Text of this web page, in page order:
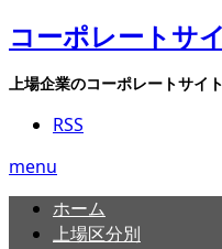
コーポレートサ
上場企業のコーポレートサイ
RSS
menu
ホーム
上場区分別